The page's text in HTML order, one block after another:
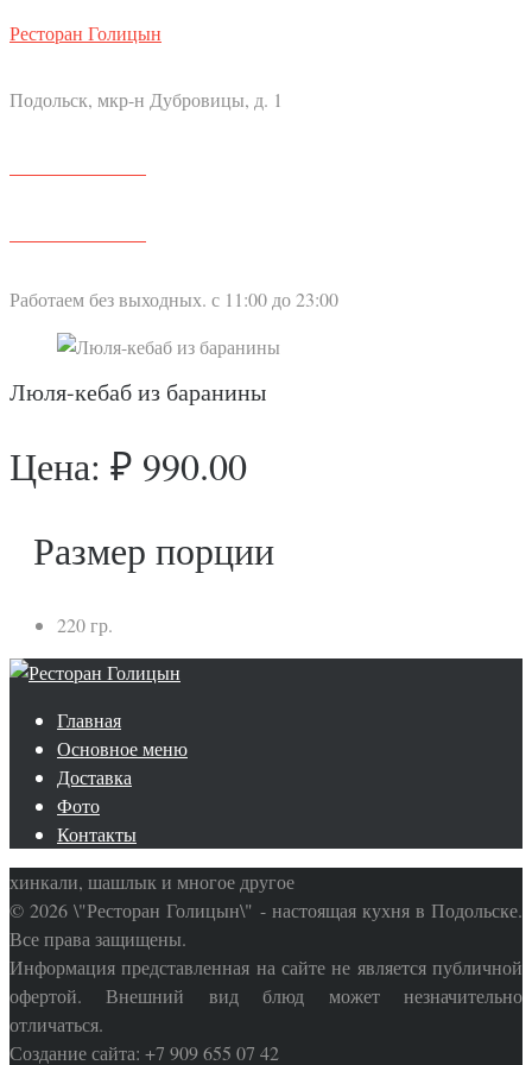
Ресторан Голицын
Подольск, мкр-н Дубровицы, д. 1
Работаем без выходных. с 11:00 до 23:00
Люля-кебаб из баранины
Цена: ₽ 990.00
Размер порции
220 гр.
Главная
Основное меню
Доставка
Фото
Контакты
хинкали, шашлык и многое другое
© 2026 \"Ресторан Голицын\" - настоящая кухня в Подольске.
Все права защищены.
Информация представленная на сайте не является публичной
офертой. Внешний вид блюд может незначительно
отличаться.
Создание сайта: +7 909 655 07 42